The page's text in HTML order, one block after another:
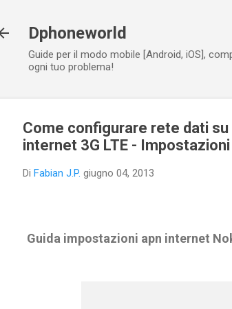
Dphoneworld
Guide per il modo mobile [Android, iOS],
ogni tuo problema!
Come configurare rete dati
internet 3G LTE -
Di Fabian J.P. giugno 04, 2013
Guida impostazioni apn internet